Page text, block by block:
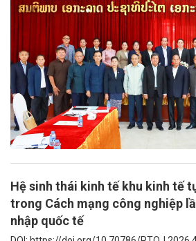
Hệ sinh thái kinh tế khu kinh tế
trong Cách mạng công nghiệp
nhập quốc tế